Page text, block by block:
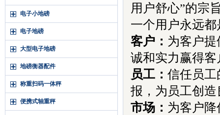
电子小地磅
电子地磅
大型电子地磅
地磅衡器配件
称重扫码一体秤
便携式轴重秤
用户舒心”的宗
一个用户永远
客户： 为客户
诚和实力赢得
员工： 信任员工
报，为员工创
市场： 为客户